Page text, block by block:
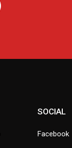
SOCIAL
Facebook